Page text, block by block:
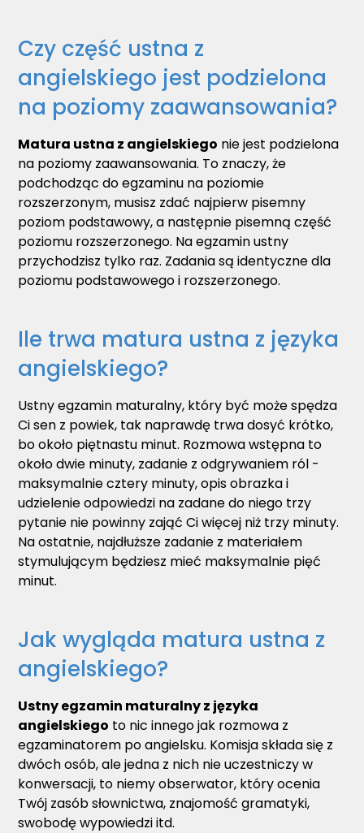
Czy część ustna z
angielskiego jest podzielona
na poziomy zaawansowania?
Matura ustna z angielskiego nie jest podzielona
na poziomy zaawansowania. To znaczy, że
podchodząc do egzaminu na poziomie
rozszerzonym, musisz zdać najpierw pisemny
poziom podstawowy, a następnie pisemną część
poziomu rozszerzonego. Na egzamin ustny
przychodzisz tylko raz. Zadania są identyczne dla
poziomu podstawowego i rozszerzonego.
Ile trwa matura ustna z języka
angielskiego?
Ustny egzamin maturalny, który być może spędza
Ci sen z powiek, tak naprawdę trwa dosyć krótko,
bo około piętnastu minut. Rozmowa wstępna to
około dwie minuty, zadanie z odgrywaniem ról -
maksymalnie cztery minuty, opis obrazka i
udzielenie odpowiedzi na zadane do niego trzy
pytanie nie powinny zająć Ci więcej niż trzy minuty.
Na ostatnie, najdłuższe zadanie z materiałem
stymulującym będziesz mieć maksymalnie pięć
minut.
Jak wygląda matura ustna z
angielskiego?
Ustny egzamin maturalny z języka
angielskiego to nic innego jak rozmowa z
egzaminatorem po angielsku. Komisja składa się z
dwóch osób, ale jedna z nich nie uczestniczy w
konwersacji, to niemy obserwator, który ocenia
Twój zasób słownictwa, znajomość gramatyki,
swobodę wypowiedzi itd.